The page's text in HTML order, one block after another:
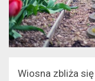
Wiosna zbliża